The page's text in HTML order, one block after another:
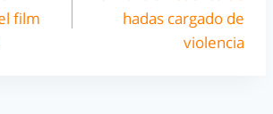
film
hadas cargado de
violencia